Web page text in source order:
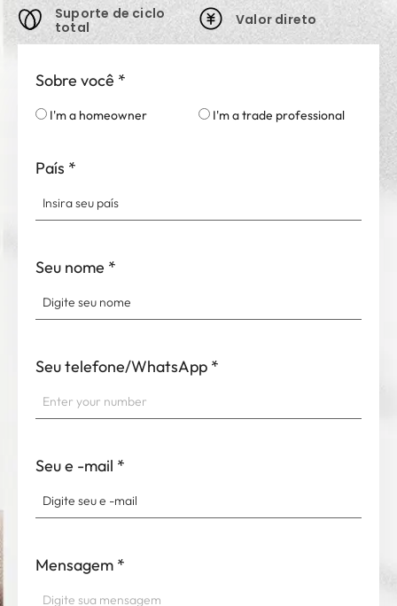
Suporte de ciclo
total
Valor direto
Sobre você *
I'm a homeowner I'm a trade professional
País *
Seu nome *
Seu telefone/WhatsApp *
Seu e -mail *
Mensagem *